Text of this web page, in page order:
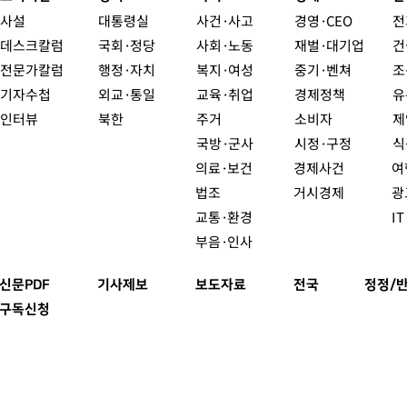
사설
데스크칼럼
전문가칼럼
기자수첩
인터뷰
대통령실
국회·정당
행정·자치
외교·통일
북한
사건·사고
사회·노동
복지·여성
교육·취업
주거
국방·군사
의료·보건
법조
교통·환경
부음·인사
경영·CEO
재벌·대기업
중기·벤쳐
경제정책
소비자
시정·구정
경제사건
거시경제
신문PDF
구독신청
기사제보 보도자료 전국 정정/